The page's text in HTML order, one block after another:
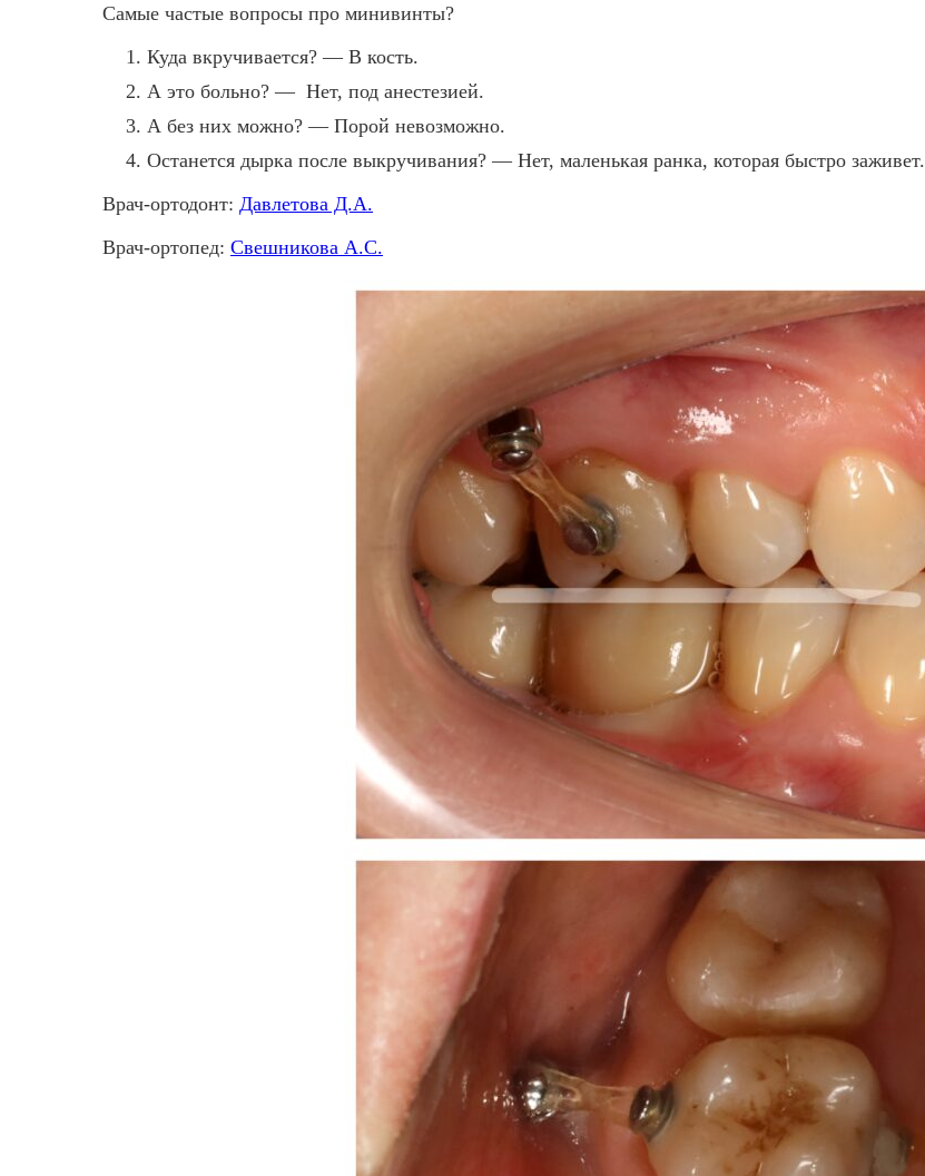
Самые частые вопросы про минивинты?
Куда вкручивается? — В кость.
А это больно? — Нет, под анестезией.
А без них можно? — Порой невозможно.
Останется дырка после выкручивания? — Нет, маленькая ранка, которая быстро заживет.
Врач-ортодонт: Давлетова Д.А.
Врач-ортопед: Свешникова А.С.